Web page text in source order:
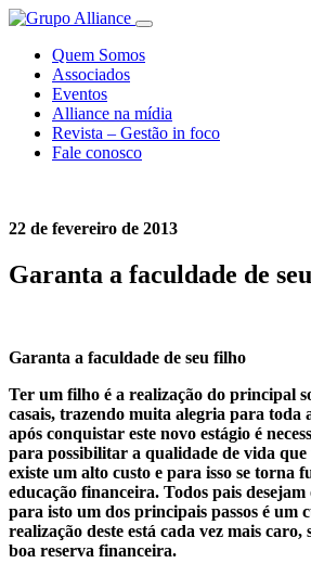
Quem Somos
Associados
Eventos
Alliance na mídia
Revista – Gestão in foco
Fale conosco
22 de fevereiro de 2013
Garanta a faculdade de
Garanta a faculdade de seu filho
Ter um filho é a realização do principal
casais, trazendo muita alegria para toda
após conquistar este novo estágio é
para possibilitar a qualidade de vida que
existe um alto custo e para isso se torna
educação financeira. Todos pais desejam
para isto um dos principais passos é um
realização deste está cada vez mais caro,
boa reserva financeira.